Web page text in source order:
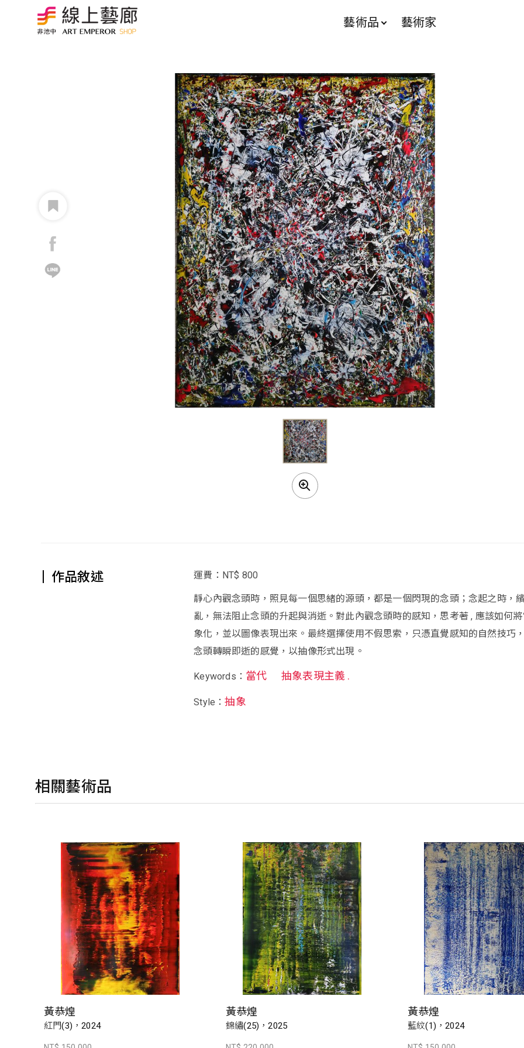
藝術品 藝術家
作品敘述 運費：NT$ 800
靜心內觀念頭時，照見每一個思緒的源頭，都是一個閃現的念頭；念起之時，
亂，無法阻止念頭的升起與消逝。對此內觀念頭時的感知，思考著 , 應該如何
象化，並以圖像表現出來。最終選擇使用不假思索，只憑直覺感知的自然技巧
念頭轉瞬即逝的感覺，以抽像形式出現。
Keywords： 當代 抽象表現主義 .
Style：抽象
相關藝術品
黃恭煌
紅門(3)，2024
黃恭煌
錦繡(25)，2025
黃恭煌
藍紋(1)，2024